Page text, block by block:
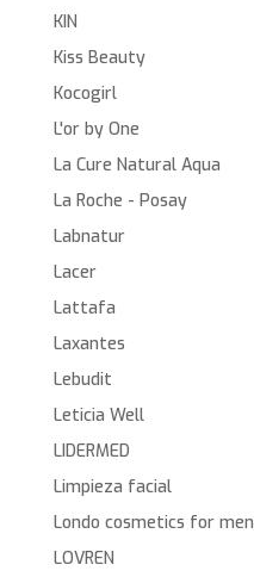
KIN
Kiss Beauty
Kocogirl
L'or by One
La Cure Natural Aqua
La Roche - Posay
Labnatur
Lacer
Lattafa
Laxantes
Lebudit
Leticia Well
LIDERMED
Limpieza facial
Londo cosmetics for men
LOVREN